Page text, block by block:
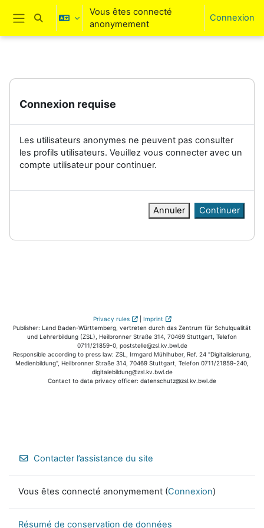
Passer au contenu principal
Panneau latéral
Activer/désactiver la saisie de recherche
Vous êtes connecté
anonymement
Connexion
Connexion requise
Les utilisateurs anonymes ne peuvent pas consulter
les profils utilisateurs. Veuillez vous connecter avec un
compte utilisateur pour continuer.
Annuler Continuer
Privacy rules | Imprint
Publisher: Land Baden-Württemberg, vertreten durch das Zentrum für Schulqualität
und Lehrerbildung (ZSL), Heilbronner Straße 314, 70469 Stuttgart, Telefon
0711/21859-0, poststelle@zsl.kv.bwl.de
Responsible according to press law: ZSL, Irmgard Mühlhuber, Ref. 24 "Digitalisierung,
Medienbildung", Heilbronner Straße 314, 70469 Stuttgart, Telefon 0711/21859-240,
digitalebildung@zsl.kv.bwl.de
Contact to data privacy officer: datenschutz@zsl.kv.bwl.de
Contacter l’assistance du site
Vous êtes connecté anonymement (Connexion)
Résumé de conservation de données